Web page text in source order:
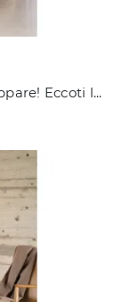
Un Lighting Design da non farti scappare! Eccoti la lampada da terra Eva di Ideal Lux.